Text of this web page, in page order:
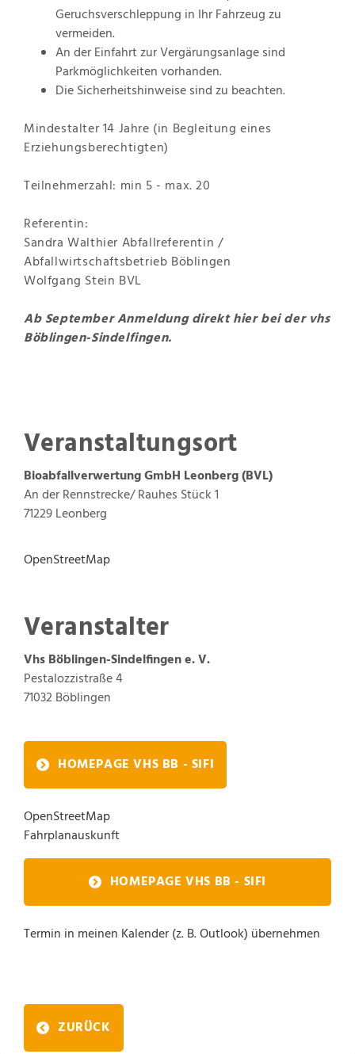
Geruchsverschleppung in Ihr Fahrzeug zu
vermeiden.
An der Einfahrt zur Vergärungsanlage sind
Parkmöglichkeiten vorhanden.
Die Sicherheitshinweise sind zu beachten.
Mindestalter 14 Jahre (in Begleitung eines
Erziehungsberechtigten)
Teilnehmerzahl: min 5 - max. 20
Referentin:
Sandra Walthier Abfallreferentin /
Abfallwirtschaftsbetrieb Böblingen
Wolfgang Stein BVL
Ab September Anmeldung direkthierbei der vhs
Böblingen-Sindelfingen.
Veranstaltungsort
Bioabfallverwertung GmbH Leonberg (BVL)
An der Rennstrecke/ Rauhes Stück 1
71229 Leonberg
OpenStreetMap
Veranstalter
Vhs Böblingen-Sindelfingen e. V.
Pestalozzistraße 4
71032Böblingen
OpenStreetMap
Fahrplanauskunft
HOMEPAGE VHS BB - SIFI
HOMEPAGE VHS BB - SIFI
Termin in meinen Kalender (z. B. Outlook) übernehmen
ZURÜCK